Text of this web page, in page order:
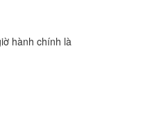
hành chính là